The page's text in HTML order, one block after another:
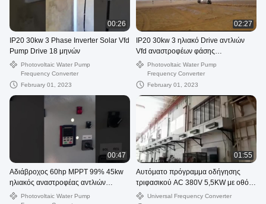
00:26
IP20 30kw 3 Phase Inverter Solar Vfd
Pump Drive 18 μηνών
Photovoltaic Water Pump
Frequency Converter
February 01, 2023
02:27
IP20 30kw 3 ηλιακό Drive αντλιών
Vfd αναστροφέων φάσης
εξουσιοδότηση 18 μήνα
Photovoltaic Water Pump
Frequency Converter
February 01, 2023
00:47
Αδιάβροχος 60hp MPPT 99% 45kw
ηλιακός αναστροφέας αντλιών
αναστροφέων υποβρύχιος
Photovoltaic Water Pump
01:55
Αυτόματο πρόγραμμα οδήγησης
τριφασικού AC 380V 5,5KW με οθόνη
LCDUniversal Frequency Converter